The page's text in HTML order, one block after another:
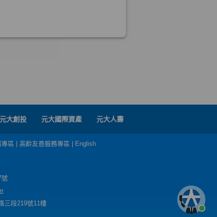
元大創投 元大國際資產 元大人壽
區 高齡友善服務專區 English
號
三段219號11樓